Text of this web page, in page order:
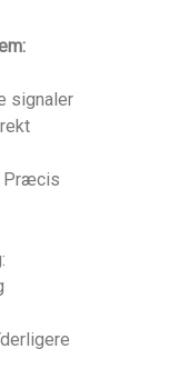
signaler
Præcis